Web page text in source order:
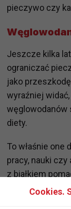
pieczywo czy
Jeszcze kilka
ograniczać
jako
wyraźniej
węglowodanów
diety.
To właśnie
pracy, nauki
z białkiem
energii przez
Cookies.